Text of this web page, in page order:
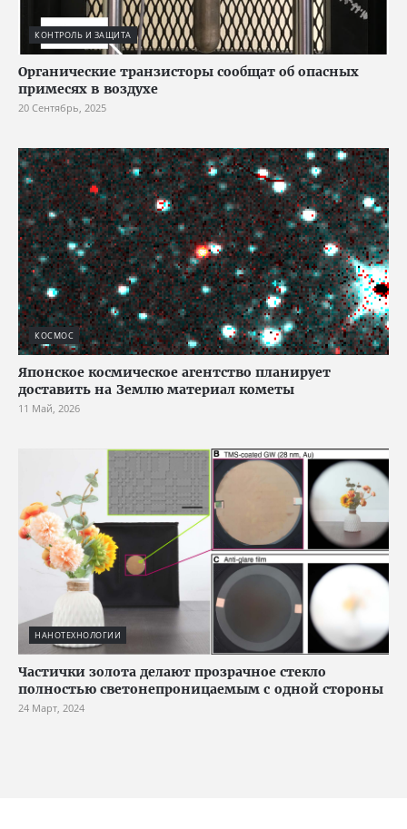
КОНТРОЛЬ И ЗАЩИТА
Органические транзисторы сообщат об опасных
примесях в воздухе
20 Сентябрь, 2025
КОСМОС
Японское космическое агентство планирует
доставить на Землю материал кометы
11 Май, 2026
НАНОТЕХНОЛОГИИ
Частички золота делают прозрачное стекло
полностью светонепроницаемым с одной стороны
24 Март, 2024